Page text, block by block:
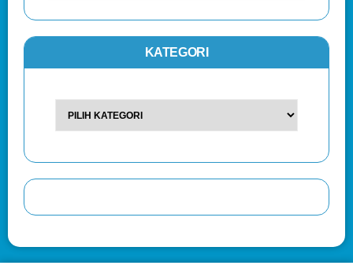
KATEGORI